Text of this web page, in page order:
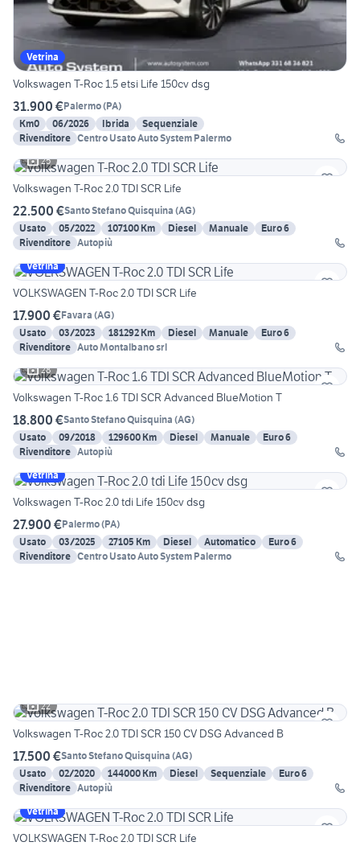
Vetrina
Volkswagen T-Roc 1.5 etsi Life 150cv dsg
31.900 €Palermo(PA)
Km0
06/2026 Ibrida
Sequenziale
Rivenditore Centro Usato Auto System Palermo
25
Volkswagen T-Roc 2.0 TDI SCR Life
22.500 €Santo Stefano Quisquina (AG)
Usato
05/2022 107100 Km Diesel Manuale
Euro 6
Rivenditore Autopiù
Vetrina
VOLKSWAGEN T-Roc 2.0 TDI SCR Life
17.900 €Favara (AG)
Usato
03/2023 181292 Km Diesel Manuale
Euro 6
Rivenditore Auto Montalbano srl
28
Volkswagen T-Roc 1.6 TDI SCR Advanced BlueMotion T
18.800 €Santo Stefano Quisquina (AG)
Usato
09/2018 129600 Km Diesel Manuale
Euro 6
Rivenditore Autopiù
Vetrina
Volkswagen T-Roc 2.0 tdi Life 150cv dsg
27.900 €Palermo(PA)
Usato
03/2025 27105 Km Diesel Automatico
Euro 6
Rivenditore Centro Usato Auto System Palermo
22
Volkswagen T-Roc 2.0 TDI SCR 150 CV DSG Advanced B
17.500 €Santo Stefano Quisquina (AG)
Usato
02/2020 144000 Km Diesel Sequenziale
Euro 6
Rivenditore Autopiù
Vetrina
VOLKSWAGEN T-Roc 2.0 TDI SCR Life